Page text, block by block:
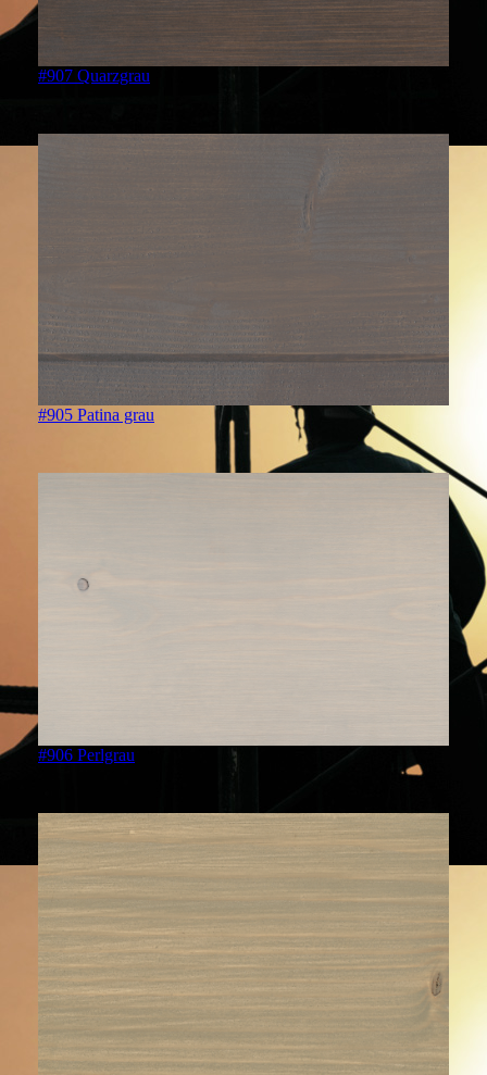
#907 Quarzgrau
#905 Patina grau
#906 Perlgrau